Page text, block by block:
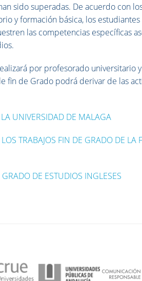
sido superadas. De acuerdo con
y formación básica, los
las competencias específicas
por profesorado universitario
fin de Grado podrá derivar de las
UNIVERSIDAD DE MALAGA
TRABAJOS FIN DE GRADO DE LA
DE ESTUDIOS INGLESES